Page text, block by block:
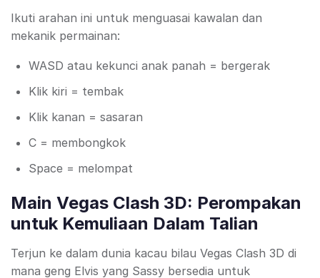
Ikuti arahan ini untuk menguasai kawalan dan
mekanik permainan:
WASD atau kekunci anak panah = bergerak
Klik kiri = tembak
Klik kanan = sasaran
C = membongkok
Space = melompat
Main Vegas Clash 3D: Perompakan
untuk Kemuliaan Dalam Talian
Terjun ke dalam dunia kacau bilau Vegas Clash 3D di
mana geng Elvis yang Sassy bersedia untuk